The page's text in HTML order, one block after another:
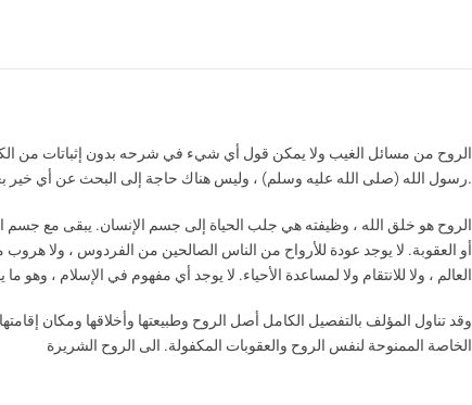
الروح من مسائل الغيب ولا يمكن قول أي شيء في شرحه بدون إثباتات من
رسول الله (صلى الله عليه وسلم) ، وليس هناك حاجة إلى البحث عن أي خير بعد ذلك.
الروح هو خلق الله ، وظيفته هي جلب الحياة إلى جسم الإنسان. يبقى مع جسم
أو العقوبة. لا يوجد عودة للأرواح من الناس الصالحين من الفردوس ، ولا
العالم ، ولا للانتقام ولا لمساعدة الأحياء. لا يوجد أي مفهوم في الإسلام ،
وقد تناول المؤلف بالتفصيل الكامل أصل الروح وطبيعتها وأخلاقها ومكان
الخاصة الممنوحة لنفس الروح والعقوبات المكفولة. الى الروح الشريرة